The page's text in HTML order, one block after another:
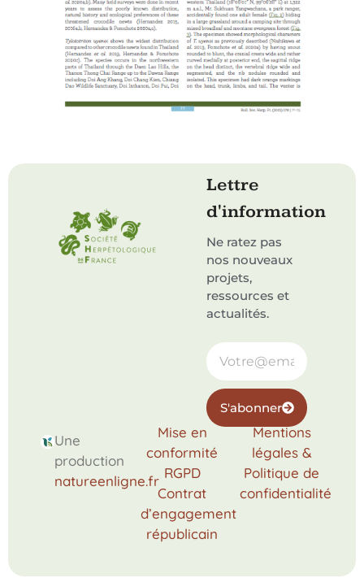
Lettre
d'information
Ne ratez pas
nos nouveaux
projets,
ressources et
actualités.
S'abonner
Une
production
natureenligne.fr
Mise en
conformité
RGPD
Contrat
d’engagement
républicain
Mentions
légales &
Politique de
confidentialité